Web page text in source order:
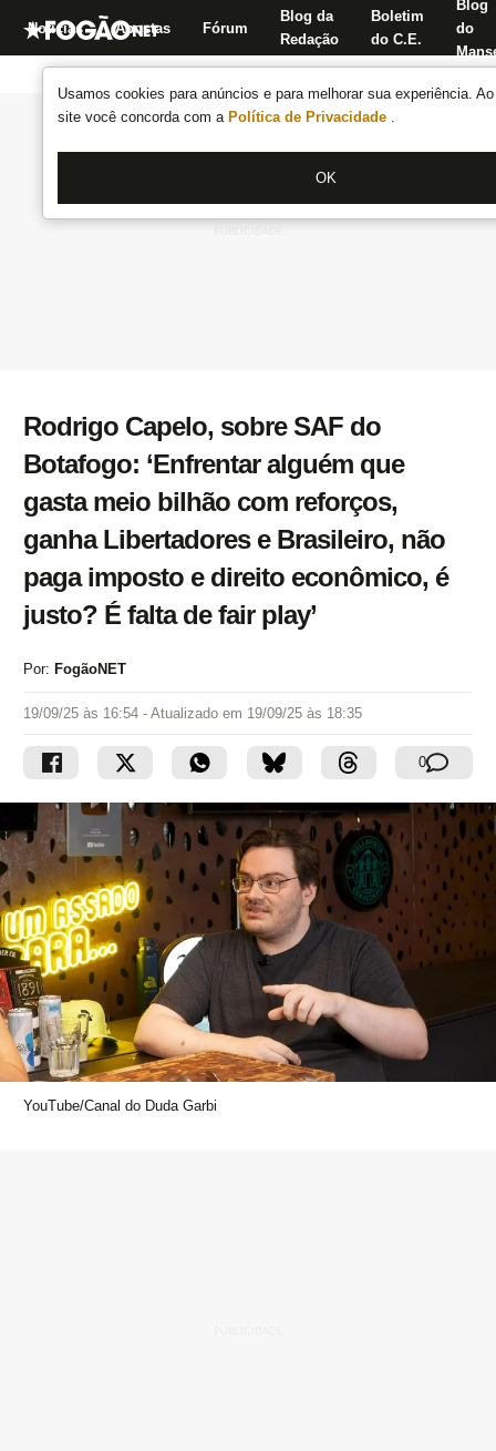
Usamos cookies para anúncios e para melhorar sua experiência.
site você concorda com a Política de Privacidade .
OK
Notícias Apostas Fórum
Blog da
Redação
Boletim
do C.E.
Blog
do
Rodrigo Capelo, sobre SAF do
Botafogo: ‘Enfrentar alguém que
gasta meio bilhão com reforços,
ganha Libertadores e Brasileiro, não
paga imposto e direito econômico, é
justo? É falta de fair play’
Por: FogãoNET
19/09/25 às 16:54 - Atualizado em 19/09/25 às 18:35
0
YouTube/Canal do Duda Garbi